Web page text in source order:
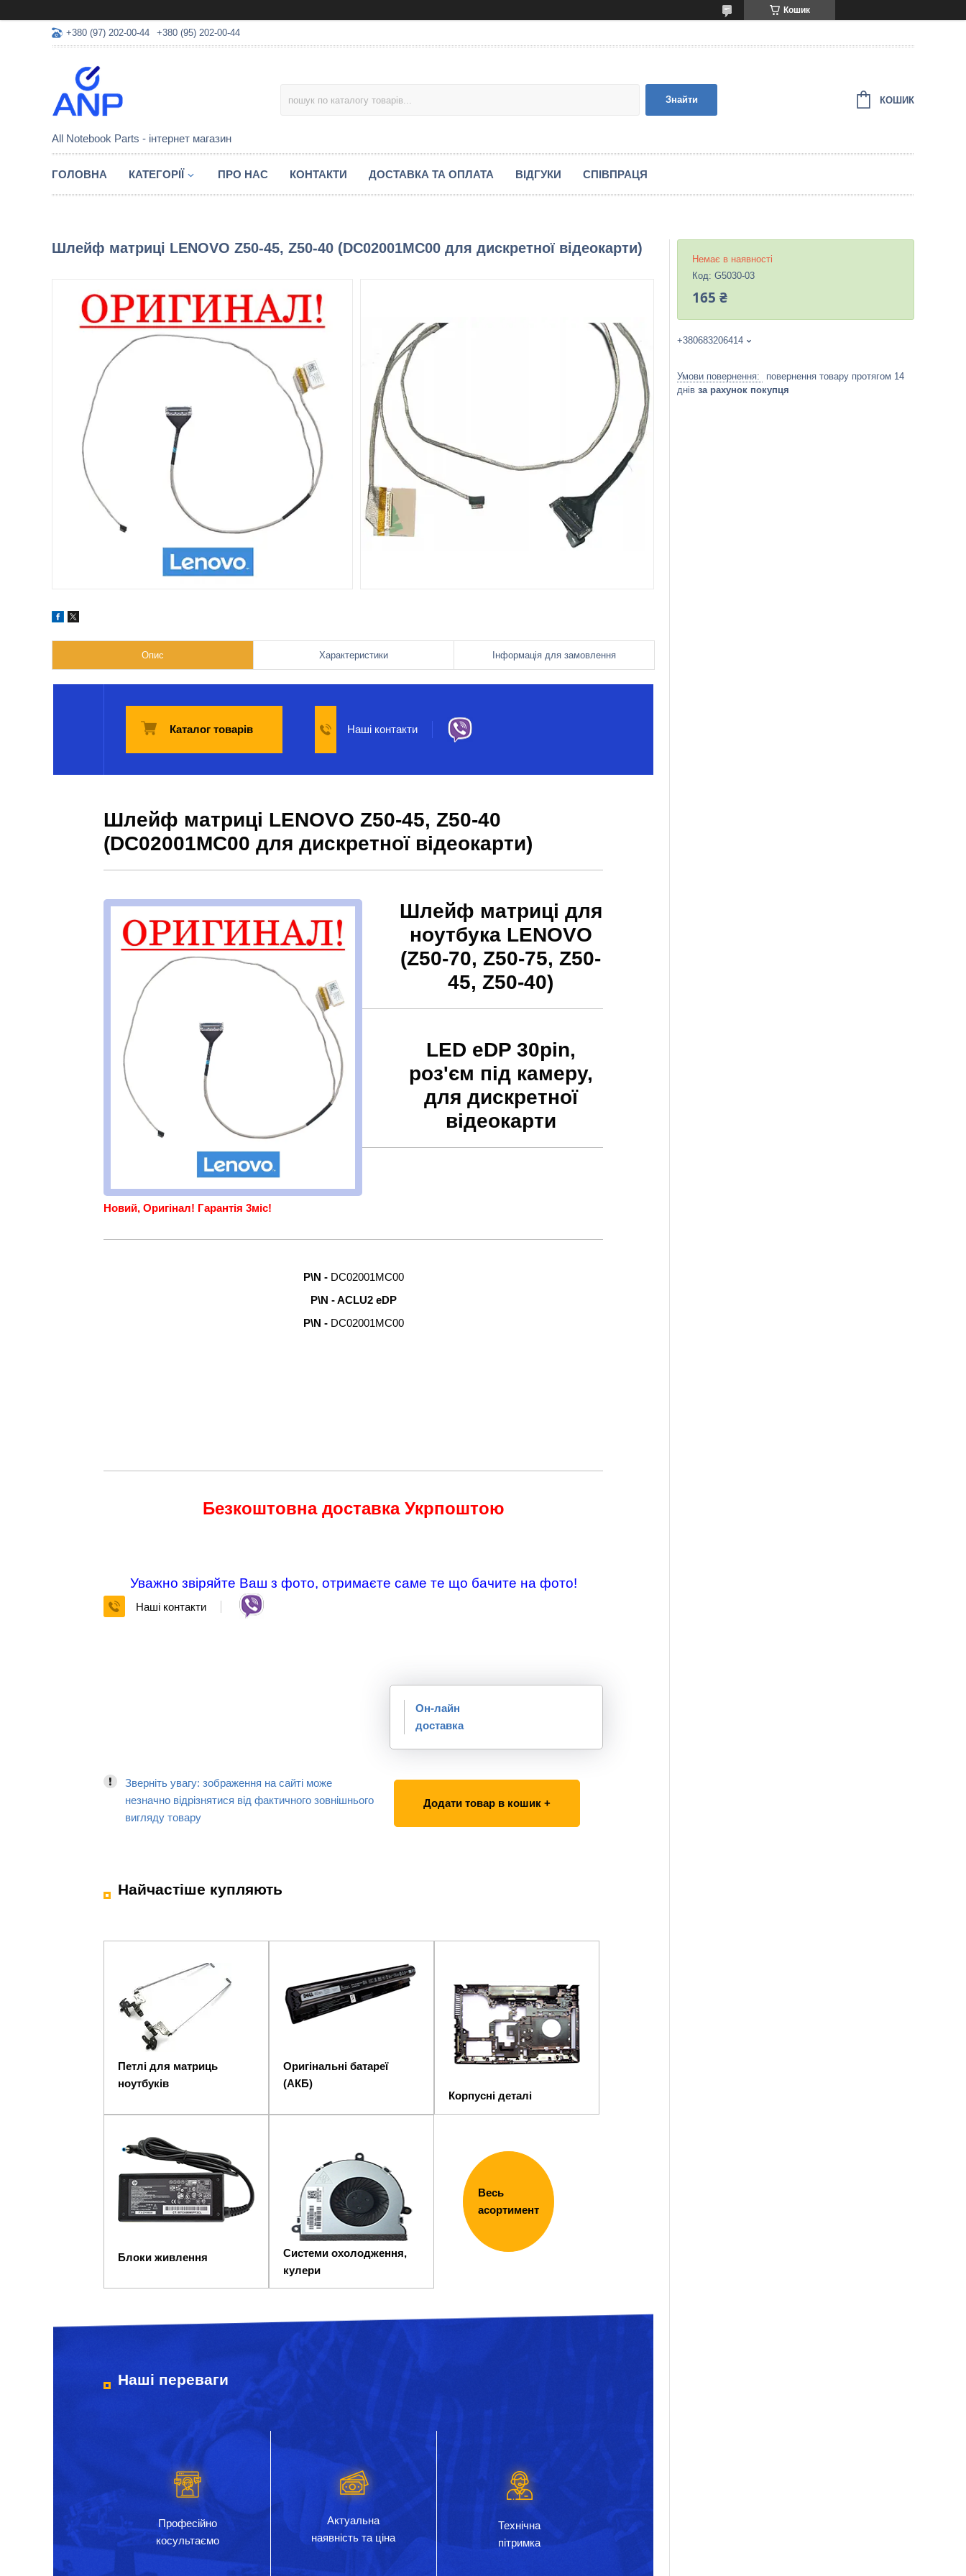
Кошик
+380 (97) 202-00-44 +380 (95) 202-00-44
All Notebook Parts - інтернет магазин
Знайти КОШИК
ГОЛОВНА КАТЕГОРІЇ ПРО НАС КОНТАКТИ ДОСТАВКА ТА ОПЛАТА ВІДГУКИ СПІВПРАЦЯ
Шлейф матриці LENOVO Z50-45, Z50-40 (DC02001MC00 для дискретної відеокарти)
Опис Характеристики Інформація для замовлення
Каталог товарів Наші контакти
Шлейф матриці LENOVO Z50-45, Z50-40
(DC02001MC00 для дискретної відеокарти)
Шлейф матриці для
ноутбука LENOVO
(Z50-70, Z50-75, Z50-
45, Z50-40)
LED eDP 30pin,
роз'єм під камеру,
для дискретної
відеокарти
Новий, Оригінал! Гарантія 3міс!
P\N - DC02001MC00
P\N - ACLU2 eDP
P\N - DC02001MC00
Безкоштовна доставка Укрпоштою
Уважно звіряйте Ваш з фото, отримаєте саме те що бачите на фото!
Наші контакти
Он-лайн
доставка
Зверніть увагу: зображення на сайті може
незначно відрізнятися від фактичного зовнішнього
вигляду товару
Додати товар в кошик +
Найчастіше купляють
Петлі для матриць
ноутбуків
Оригінальні батареї
(АКБ)
Корпусні деталі
Блоки живлення
Системи охолодження,
кулери
Весь
асортимент
Наші переваги
Професійно
косультаємо
Актуальна
наявність та ціна
Технічна
пітримка
Немає в наявності
Код: G5030-03
165 ₴
+380683206414
повернення товару протягом 14
днів за рахунок покупця